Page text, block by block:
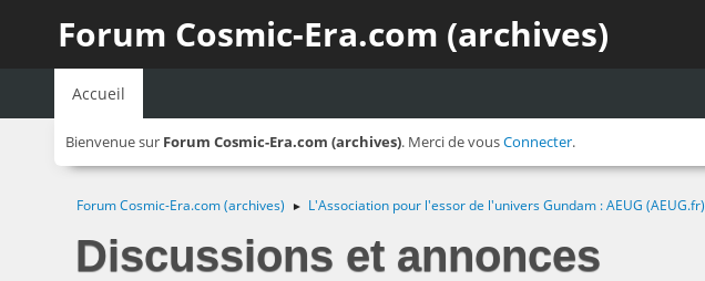
Forum Cosmic-Era.com (archives)
Accueil
Bienvenue sur Forum Cosmic-Era.com (archives). Merci de vousConnecter.
Forum Cosmic-Era.com (archives) ► L'Association pour l'essor de l'univers Gundam : AEUG (AEUG.fr)
Discussions et annonces